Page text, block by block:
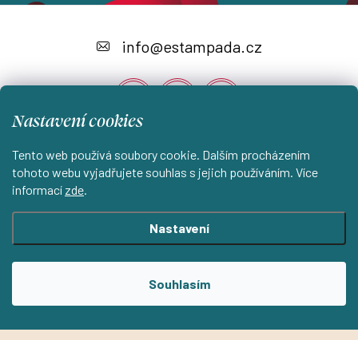
Nastavení cookies
Tento web používá soubory cookie. Dalším procházením
tohoto webu vyjadřujete souhlas s jejich používáním. Více
informací zde.
Nastavení
Souhlasím
a
Instagram
info@estampada.cz
Shoptet.cz KantorStudio.cz
Vytvořil Shoptet
ESTAMPADA s.r.o.. Všechna práva vyhrazena.